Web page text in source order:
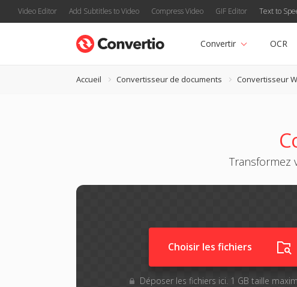
Video Editor Add Subtitles to Video Compress Video GIF Editor Text to
Convertir OCR
Accueil Convertisseur de documents Convertisseur
Transformez
Choisir les fichiers
Déposer les fichiers ici. 1 GB taille